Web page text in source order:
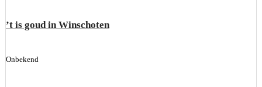
’t is goud in Winschoten
Onbekend